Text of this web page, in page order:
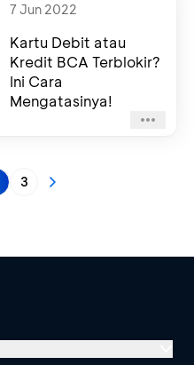
7 Jun 2022
Kartu Debit atau
Kredit BCA Terblokir?
Ini Cara
Mengatasinya!
3